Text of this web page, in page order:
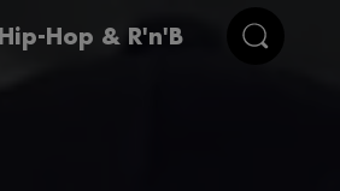
Hip-Hop & R'n'B